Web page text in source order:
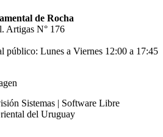
de Rocha
Artigas N° 176
público: Lunes a Viernes 12:00 a 17:45
Sistemas | Software Libre
del Uruguay